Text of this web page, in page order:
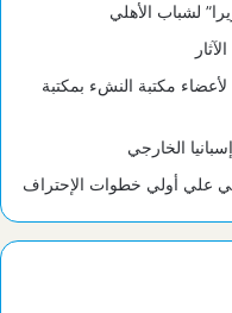
لشباب الأهلي
مكتبة النشء بمكتبة
الخارجي